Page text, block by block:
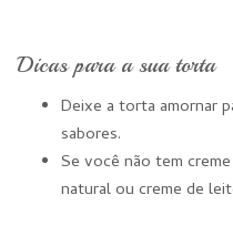
Dicas para a sua torta
Deixe a torta amornar
sabores.
Se você não tem
natural ou creme de